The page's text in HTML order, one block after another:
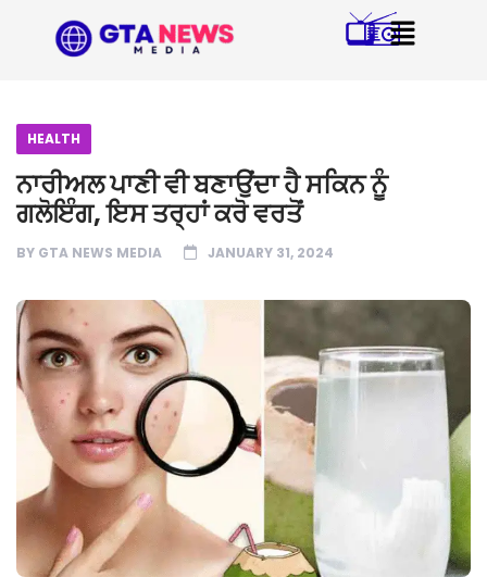
HEALTH
ਨਾਰੀਅਲ ਪਾਣੀ ਵੀ ਬਣਾਉਂਦਾ ਹੈ ਸਕਿਨ ਨੂੰ
ਗਲੋਇੰਗ, ਇਸ ਤਰ੍ਹਾਂ ਕਰੋ ਵਰਤੋਂ
BY GTA NEWS MEDIA JANUARY 31, 2024